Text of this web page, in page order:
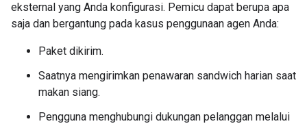
eksternal yang Anda konfigurasi. Pemicu dapat berupa apa
saja dan bergantung pada kasus penggunaan agen Anda:
Paket dikirim.
Saatnya mengirimkan penawaran sandwich harian saat
makan siang.
Pengguna menghubungi dukungan pelanggan melalui